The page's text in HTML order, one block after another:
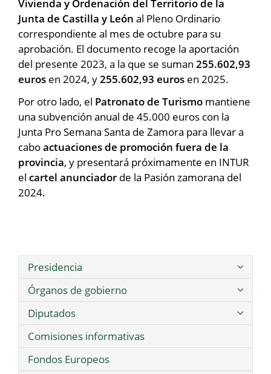
Vivienda y Ordenación del Territorio de la
Junta de Castilla y León al Pleno Ordinario
correspondiente al mes de octubre para su
aprobación. El documento recoge la aportación
del presente 2023, a la que se suman 255.602,93
euros en 2024, y255.602,93 euros en 2025.
Por otro lado, el Patronato de Turismo mantiene
una subvención anual de 45.000 euros con la
Junta Pro Semana Santa de Zamora para llevar a
caboactuaciones de promoción fuera de la
provincia, y presentará próximamente en INTUR
el cartel anunciador de la Pasión zamorana del
2024.
Presidencia
Órganos de gobierno
Diputados
Comisiones informativas
Fondos Europeos